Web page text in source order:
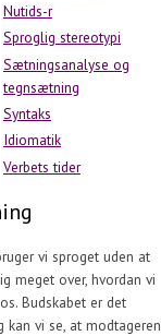
Nutids-r
Sproglig stereotypi
Sætningsanalyse og
tegnsætning
Syntaks
Idiomatik
Verbets tider
vi sproget uden at
meget over, hvordan vi
Budskabet er det
kan vi se, at modtageren